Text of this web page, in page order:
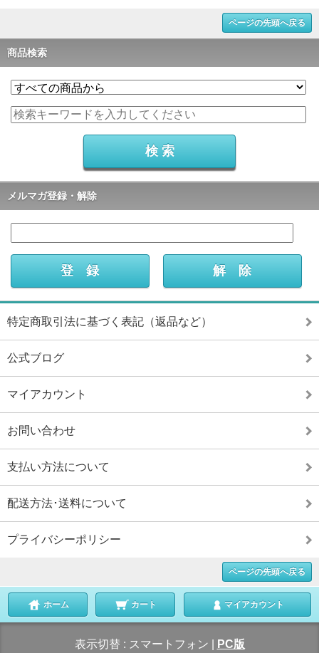
ページの先頭へ戻る
商品検索
メルマガ登録・解除
特定商取引法に基づく表記（返品など）
公式ブログ
マイアカウント
お問い合わせ
支払い方法について
配送方法･送料について
プライバシーポリシー
ページの先頭へ戻る
ホーム カート マイアカウント
表示切替 : スマートフォン PC版